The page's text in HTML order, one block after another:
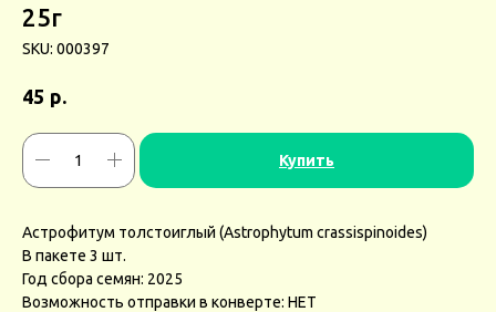
25г
SKU: 000397
45 р.
Купить
Астрофитум толстоиглый (Astrophytum crassispinoides)
В пакете 3 шт.
Год сбора семян: 2025
Возможность отправки в конверте: НЕТ